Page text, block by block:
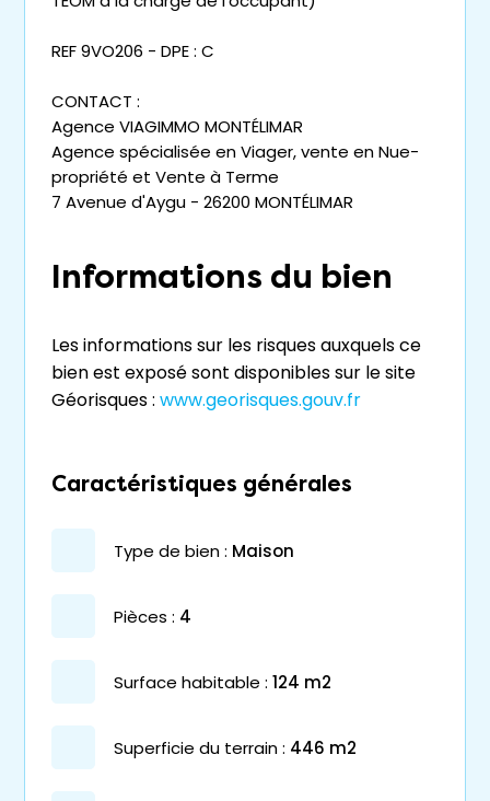
REF 9VO206 - DPE : C
CONTACT :
Agence VIAGIMMO MONTÉLIMAR
Agence spécialisée en Viager, vente en Nue-
propriété et Vente à Terme
7 Avenue d'Aygu - 26200 MONTÉLIMAR
Informations du bien
Les informations sur les risques auxquels ce
bien est exposé sont disponibles sur le site
Géorisques : www.georisques.gouv.fr
Caractéristiques générales
type de bien : maison
pièces : 4
surface habitable : 124 m2
superficie du terrain : 446 m2